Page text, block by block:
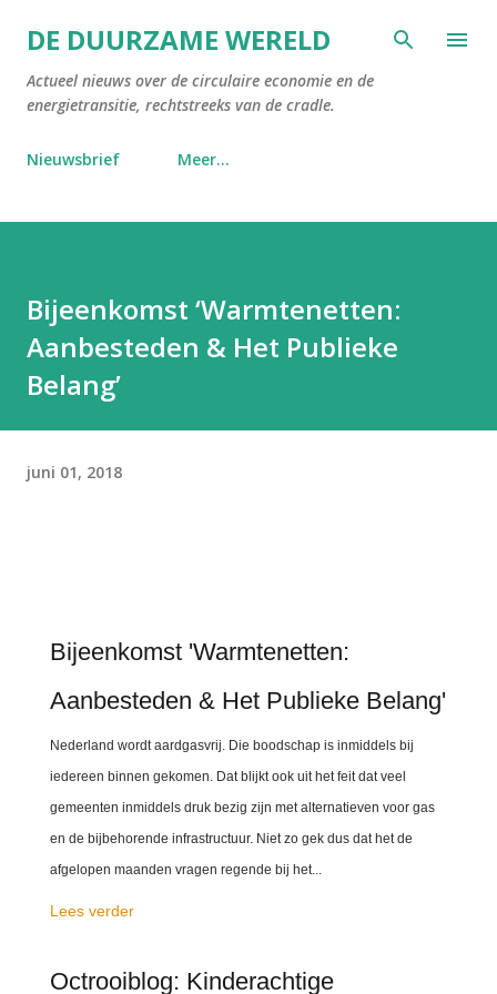
Doorgaan naar hoofdcontent
DE DUURZAME WERELD
Actueel nieuws over de circulaire economie en de
energietransitie, rechtstreeks van de cradle.
Nieuwsbrief Meer…
Bijeenkomst ‘Warmtenetten:
Aanbesteden & Het Publieke
Belang’
juni 01, 2018
Bijeenkomst 'Warmtenetten:
Aanbesteden & Het Publieke Belang'
Nederland wordt aardgasvrij. Die boodschap is inmiddels bij
iedereen binnen gekomen. Dat blijkt ook uit het feit dat veel
gemeenten inmiddels druk bezig zijn met alternatieven voor gas
en de bijbehorende infrastructuur. Niet zo gek dus dat het de
afgelopen maanden vragen regende bij het...
Lees verder
Octrooiblog: Kinderachtige